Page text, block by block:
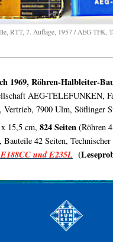
RTT, 7. Auflage, 1957 / AEG-TFK,
1969,Röhren-Halbleiter-
AEG-TELEFUNKEN,
Vertrieb, 7900 Ulm, Söflinger
15,5 cm, 824 Seiten (Röhren
Bauteile 42 Seiten,
und E235L